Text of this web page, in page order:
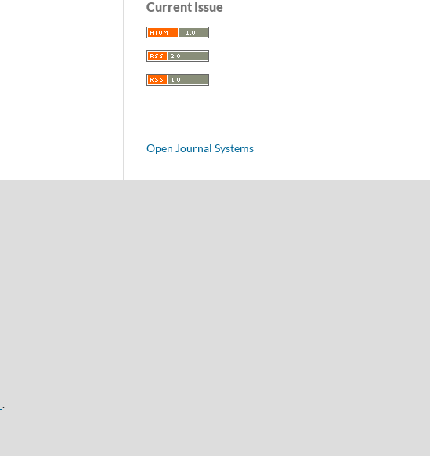
Current Issue
Open Journal Systems
.